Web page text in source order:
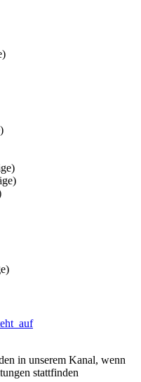
in unserem Kanal, wenn
stattfinden